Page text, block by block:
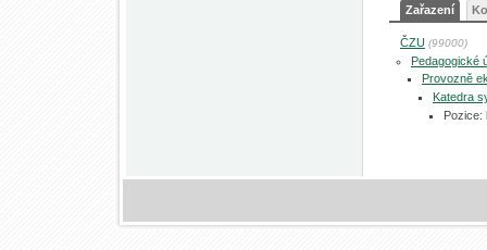
Zařazení
ČZU (99000)
Pedagogické
Provozně
Katedra
Pozice: